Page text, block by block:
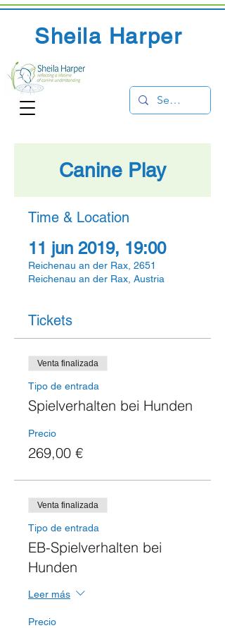
Sheila Harper
Canine Play
Time & Location
11 jun 2019, 19:00
Reichenau an der Rax, 2651
Reichenau an der Rax, Austria
Tickets
Venta finalizada
Tipo de entrada
Spielverhalten bei Hunden
Precio
269,00 €
Venta finalizada
Tipo de entrada
EB-Spielverhalten bei
Hunden
Leer más
Precio